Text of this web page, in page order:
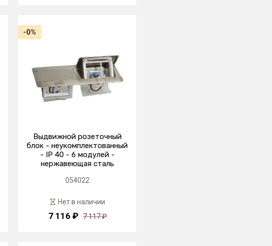
-0%
Выдвижной розеточный
блок - неукомплектованный
- IP 40 - 6 модулей -
нержавеющая сталь
054022
Нет в наличии
7 116 ₽ 7 117 ₽